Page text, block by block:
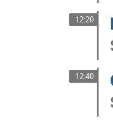
12:20
12:40